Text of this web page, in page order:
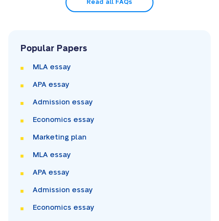
Read all FAQs
Popular Papers
MLA essay
APA essay
Admission essay
Economics essay
Marketing plan
MLA essay
APA essay
Admission essay
Economics essay